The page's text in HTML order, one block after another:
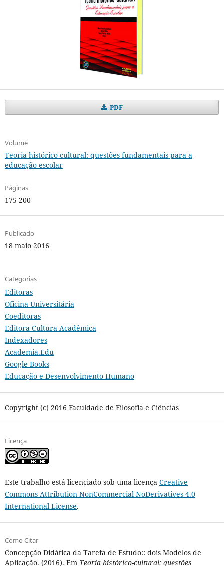
PDF
Volume
Teoria histórico-cultural: questões fundamentais para a
educação escolar
Páginas
175-200
Publicado
18 maio 2016
Categorias
Editoras
Oficina Universitária
Coeditoras
Editora Cultura Acadêmica
Indexadores
Academia.Edu
Google Books
Educação e Desenvolvimento Humano
Copyright (c) 2016 Faculdade de Filosofia e Ciências
Licença
Este trabalho está licenciado sob uma licença Creative
Commons Attribution-NonCommercial-NoDerivatives 4.0
International License.
Como Citar
Concepção Didática da Tarefa de Estudo:: dois Modelos de
Aplicação. (2016). Em Teoria histórico-cultural: questões